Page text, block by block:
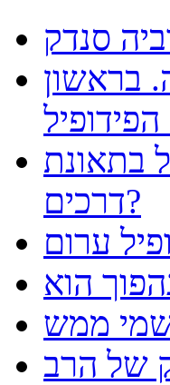
בראשון
בתאונת
דרכים?
ערום
הוא
ממש
של הרב